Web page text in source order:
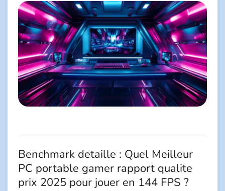
Benchmark detaille : Quel Meilleur
PC portable gamer rapport qualite
prix 2025 pour jouer en 144 FPS ?